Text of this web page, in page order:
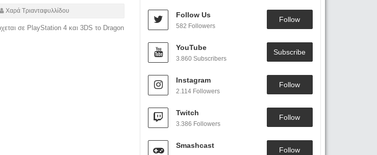
Χαρά Τριανταφυλλίδου
σε PlayStation 4 και 3DS το Dragon
Follow Us
582 Followers
Follow
YouTube
3.860 Subscribers
Subscribe
Instagram
2.114 Followers
Follow
Twitch
3.386 Followers
Follow
Smashcast
Follow